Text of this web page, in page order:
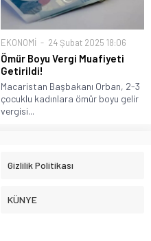
EKONOMİ 24 Şubat 2025 18:06
Ömür Boyu Vergi Muafiyeti
Getirildi!
Macaristan Başbakanı Orban, 2-3
çocuklu kadınlara ömür boyu gelir
vergisi...
Gizlilik Politikası
KÜNYE